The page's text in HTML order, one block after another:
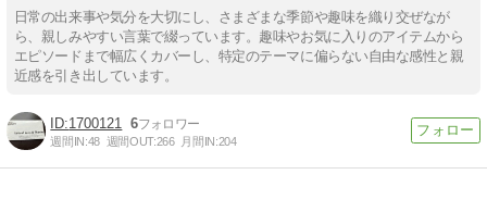
日常の出来事や気分を大切にし、さまざまな季節や趣味を織り交ぜなが
ら、親しみやすい言葉で綴っています。趣味やお気に入りのアイテムから
エピソードまで幅広くカバーし、特定のテーマに偏らない自由な感性と親
近感を引き出しています。
1700121 6
週間IN:48 週間OUT:266 月間IN:204